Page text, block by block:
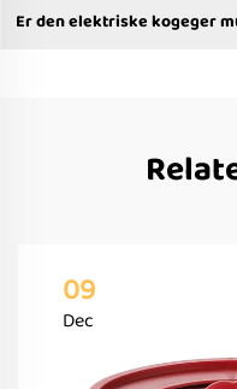
Er den elektriske kogeger
09
Dec